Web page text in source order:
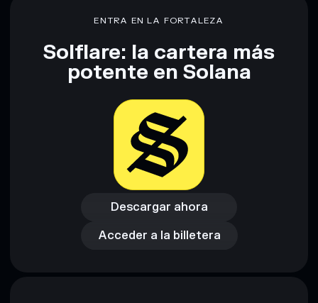
ENTRA EN LA FORTALEZA
Solflare: la cartera más
potente en Solana
Descargar ahora
Descargar ahora
Acceder a la billetera
Acceder a la billetera